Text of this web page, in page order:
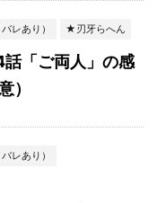
レあり） ★刃牙らへん
話「ご両人」の感
）
レあり）